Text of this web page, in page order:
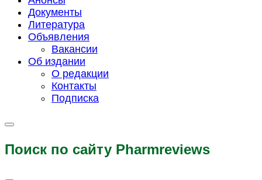
Документы
Литература
Объявления
Вакансии
Об издании
О редакции
Контакты
Подписка
Поиск по сайту Pharmreviews